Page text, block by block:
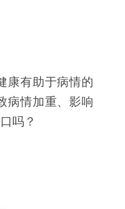
康有助于病情的
病情加重、影响
吗？